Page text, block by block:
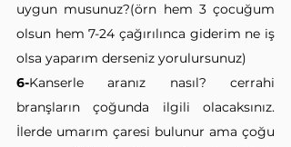
uygun musunuz?(örn hem 3 çocuğum
olsun hem 7-24 çağırılınca giderim ne iş
olsa yaparım derseniz yorulursunuz)
6-Kanserle aranız nasıl? cerrahi
branşların çoğunda ilgili olacaksınız.
İlerde umarım çaresi bulunur ama çoğu